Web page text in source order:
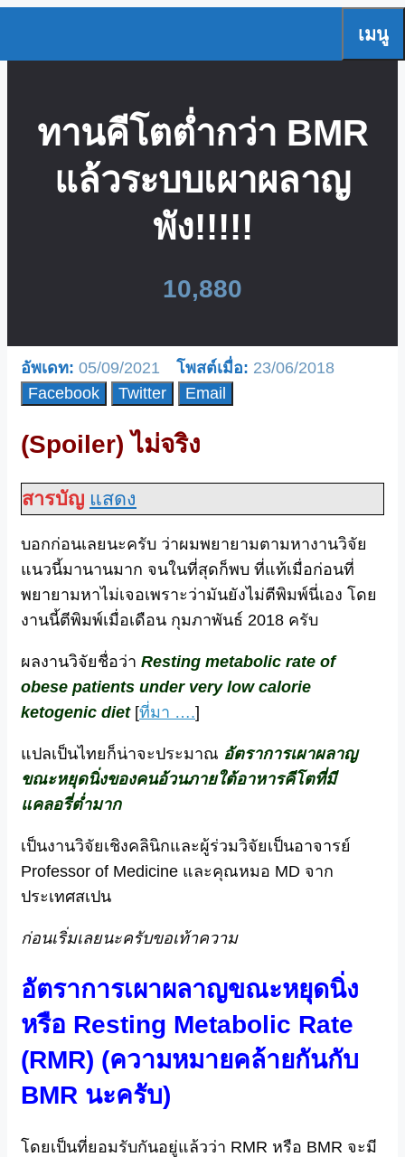
เมนู
ทานคีโตต่ำกว่า BMR
แล้วระบบเผาผลาญ
พัง!!!!!
10,880
05/09/2021
23/06/2018
Facebook
Twitter Email
(Spoiler) ไม่จริง
สารบัญ แสดง
บอกก่อนเลยนะครับ ว่าผมพยายามตามหางานวิจัย
แนวนี้มานานมาก จนในที่สุดก็พบ ที่แท้เมื่อก่อนที่
พยายามหาไม่เจอเพราะว่ามันยังไม่ตีพิมพ์นี่เอง โดย
งานนี้ตีพิมพ์เมื่อเดือน กุมภาพันธ์ 2018 ครับ
ผลงานวิจัยชื่อว่า Resting metabolic rate of
obese patients under very low calorie
ketogenic diet [ที่มา ….]
แปลเป็นไทยก็น่าจะประมาณ อัตราการเผาผลาญ
ขณะหยุดนิ่งของคนอ้วนภายใต้อาหารคีโตที่มี
แคลอรี่ต่ำมาก
เป็นงานวิจัยเชิงคลินิกและผู้ร่วมวิจัยเป็นอาจารย์
Professor of Medicine และคุณหมอ MD จาก
ประเทศสเปน
ก่อนเริ่มเลยนะครับขอเท้าความ
อัตราการเผาผลาญขณะหยุดนิ่ง
หรือ Resting Metabolic Rate
(RMR) (ความหมายคล้ายกันกับ
BMR นะครับ)
โดยเป็นที่ยอมรับกันอยู่แล้วว่า RMR หรือ BMR จะมี